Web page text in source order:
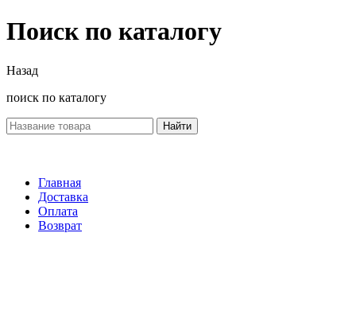
Поиск по каталогу
Назад
поиск по каталогу
Найти
Главная
Доставка
Оплата
Возврат